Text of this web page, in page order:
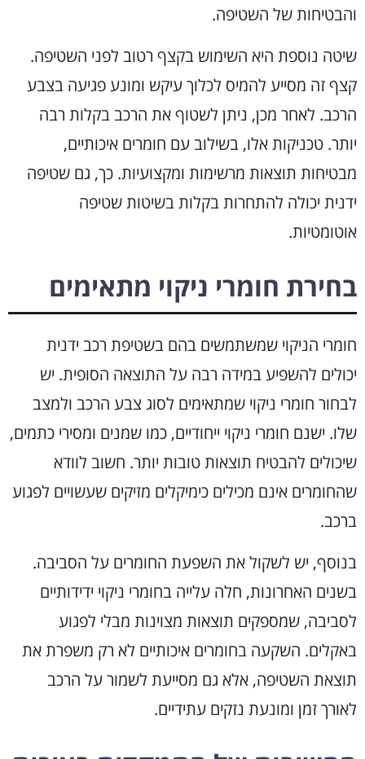
והבטיחות של השטיפה.
שיטה נוספת היא השימוש בקצף רטוב לפני השטיפה.
קצף זה מסייע להמיס לכלוך עיקש ומונע פגיעה בצבע
הרכב. לאחר מכן, ניתן לשטוף את הרכב בקלות רבה
יותר. טכניקות אלו, בשילוב עם חומרים איכותיים,
מבטיחות תוצאות מרשימות ומקצועיות. כך, גם שטיפה
ידנית יכולה להתחרות בקלות בשיטות שטיפה
אוטומטיות.
בחירת חומרי ניקוי מתאימים
חומרי הניקוי שמשתמשים בהם בשטיפת רכב ידנית
יכולים להשפיע במידה רבה על התוצאה הסופית. יש
לבחור חומרי ניקוי שמתאימים לסוג צבע הרכב ולמצב
שלו. ישנם חומרי ניקוי ייחודיים, כמו שמנים ומסירי כתמים,
שיכולים להבטיח תוצאות טובות יותר. חשוב לוודא
שהחומרים אינם מכילים כימיקלים מזיקים שעשויים לפגוע
ברכב.
בנוסף, יש לשקול את השפעת החומרים על הסביבה.
בשנים האחרונות, חלה עלייה בחומרי ניקוי ידידותיים
לסביבה, שמספקים תוצאות מצוינות מבלי לפגוע
באקלים. השקעה בחומרים איכותיים לא רק משפרת את
תוצאת השטיפה, אלא גם מסייעת לשמור על הרכב
לאורך זמן ומונעת נזקים עתידיים.